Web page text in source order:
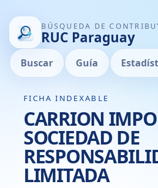
BÚSQUEDA DE
RUC Paraguay
Buscar Guía
FICHA INDEXABLE
CARRION
SOCIEDAD DE
LIMITADA